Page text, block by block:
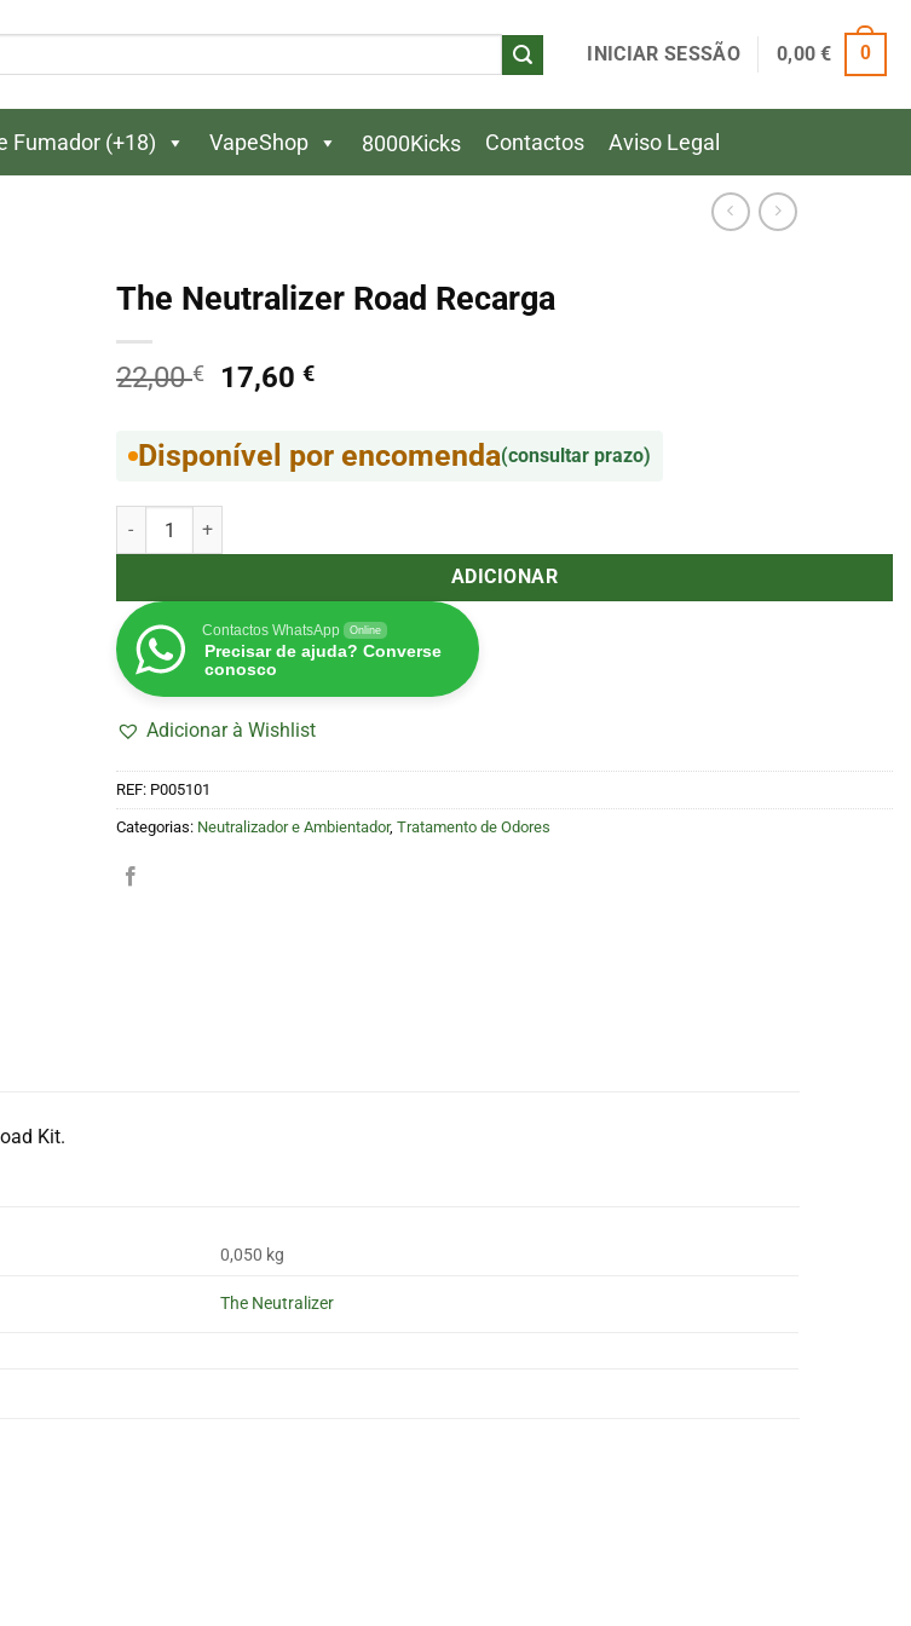
INICIAR SESSÃO 0,00€ 0
Fumador (+18) VapeShop 8000Kicks Contactos Aviso Legal
The Neutralizer Road Recarga
22,00€
O
original
era:
17,60€O
é:
Disponível por encomenda(consultar prazo)
Quantidade de The Neutralizer Road Recarga
ADICIONAR
Contactos WhatsApp Online
Precisar de ajuda? Converse
conosco
Adicionar à Wishlist
REF: P005101
Categorias: Neutralizador e Ambientador, Tratamento de Odores
Kit.
0,050 kg
The Neutralizer